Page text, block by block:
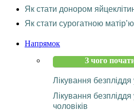
Як стати донором
Як стати сурогатною
Напрямок
З чого
Лікування безпліддя
Лікування безпліддя
чоловіків